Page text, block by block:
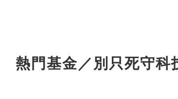
熱門基金／別只死守科